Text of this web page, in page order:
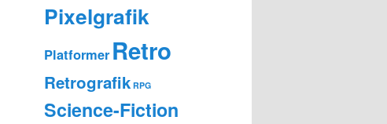
Pixelgrafik
Platformer Retro
Retrografik RPG
Science-Fiction